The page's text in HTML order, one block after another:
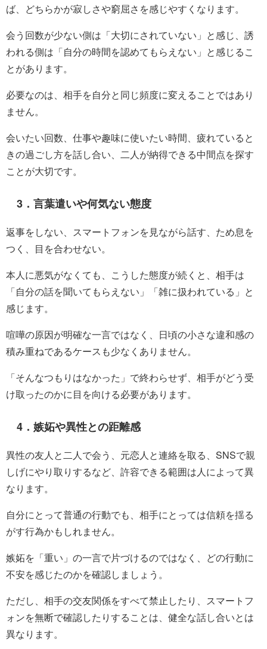
ば、どちらかが寂しさや窮屈さを感じやすくなります。
会う回数が少ない側は「大切にされていない」と感じ、誘
われる側は「自分の時間を認めてもらえない」と感じるこ
とがあります。
必要なのは、相手を自分と同じ頻度に変えることではあり
ません。
会いたい回数、仕事や趣味に使いたい時間、疲れていると
きの過ごし方を話し合い、二人が納得できる中間点を探す
ことが大切です。
3．言葉遣いや何気ない態度
返事をしない、スマートフォンを見ながら話す、ため息を
つく、目を合わせない。
本人に悪気がなくても、こうした態度が続くと、相手は
「自分の話を聞いてもらえない」「雑に扱われている」と
感じます。
喧嘩の原因が明確な一言ではなく、日頃の小さな違和感の
積み重ねであるケースも少なくありません。
「そんなつもりはなかった」で終わらせず、相手がどう受
け取ったのかに目を向ける必要があります。
4．嫉妬や異性との距離感
異性の友人と二人で会う、元恋人と連絡を取る、SNSで親
しげにやり取りするなど、許容できる範囲は人によって異
なります。
自分にとって普通の行動でも、相手にとっては信頼を揺る
がす行為かもしれません。
嫉妬を「重い」の一言で片づけるのではなく、どの行動に
不安を感じたのかを確認しましょう。
ただし、相手の交友関係をすべて禁止したり、スマートフ
ォンを無断で確認したりすることは、健全な話し合いとは
異なります。